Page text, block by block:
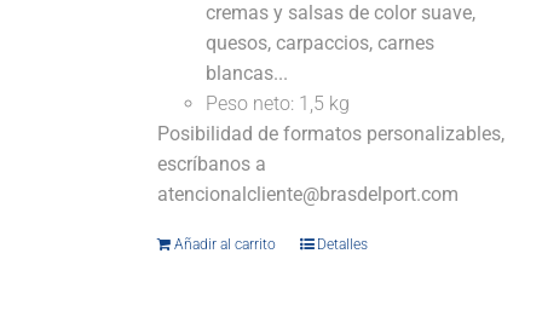
cremas y salsas de color suave,
quesos, carpaccios, carnes
blancas...
Peso neto: 1,5 kg
Posibilidad de formatos personalizables,
escríbanos a
atencionalcliente@brasdelport.com
Añadir al carrito Detalles